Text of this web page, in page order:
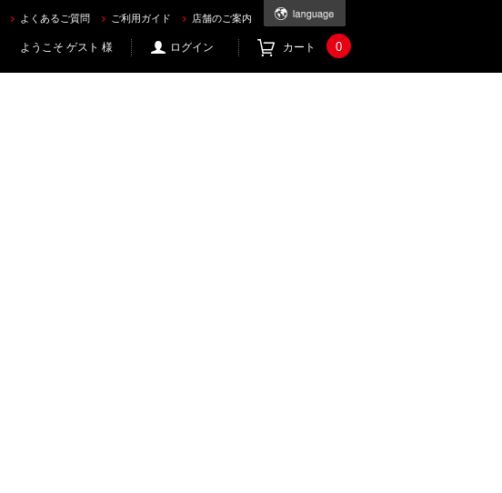
よくあるご質問 ご利用ガイド 店舗のご案内
ようこそ ゲスト 様 ログイン カート 0